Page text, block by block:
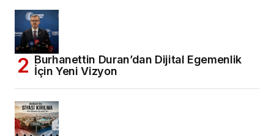
Burhanettin Duran’dan Dijital Egemenlik
İçin Yeni Vizyon